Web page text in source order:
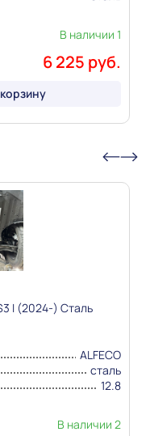
В наличии 1
6 225 руб.
I (2024-) Сталь
ALFECO
сталь
12.8
В наличии 2